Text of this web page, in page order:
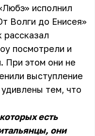
исполнил
Волги до Енисея»
рассказал
посмотрели и
При этом они не
выступление
тем, что
есть
они